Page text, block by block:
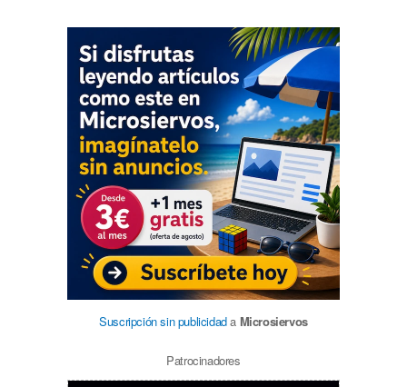
Suscripción sin publicidada Microsiervos
Patrocinadores